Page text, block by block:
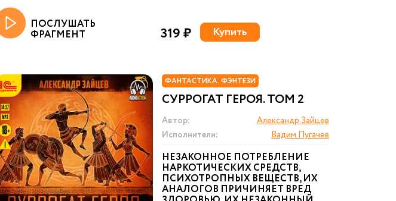
ПОСЛУШАТЬ
ФРАГМЕНТ 319 ₽ Купить
ФАНТАСТИКА. ФЭНТЕЗИ
СУРРОГАТ ГЕРОЯ. ТОМ 2
Автор:
Александр Зайцев
Исполнители:
Вадим Пугачев
НЕЗАКОННОЕ ПОТРЕБЛЕНИЕ
НАРКОТИЧЕСКИХ СРЕДСТВ,
ПСИХОТРОПНЫХ ВЕЩЕСТВ, ИХ
АНАЛОГОВ ПРИЧИНЯЕТ ВРЕД